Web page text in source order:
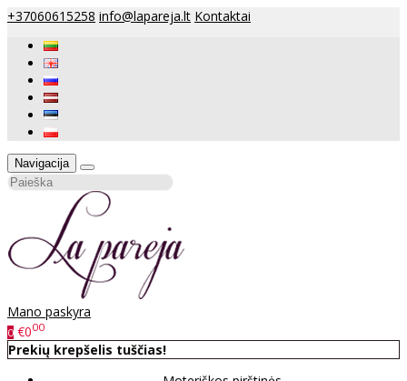
+37060615258 info@lapareja.lt Kontaktai
Navigacija
Mano paskyra
0 €000
Prekių krepšelis tuščias!